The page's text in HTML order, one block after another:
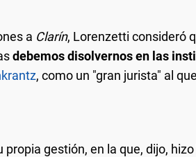
a Clarín, Lorenzetti consideró
debemos disolvernos en las
, como un "gran jurista" al
propia gestión, en la que, dijo, hizo